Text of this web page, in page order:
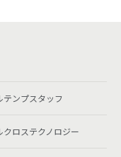
テンプスタッフ
クロステクノロジー